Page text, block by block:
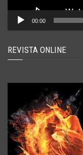
00:00
REVISTA ONLINE